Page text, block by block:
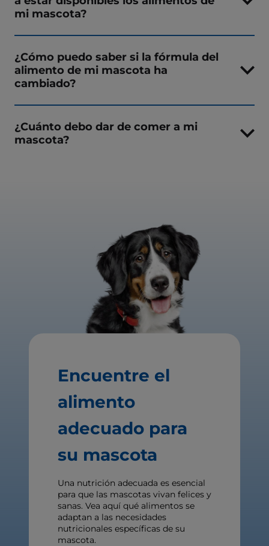
mi mascota?
¿Cómo puedo saber si la fórmula del
alimento de mi mascota ha
cambiado?
¿Cuánto debo dar de comer a mi
mascota?
Encuentre el
alimento
adecuado para
su mascota
Una nutrición adecuada es esencial
para que las mascotas vivan felices y
sanas. Vea aquí qué alimentos se
adaptan a las necesidades
nutricionales específicas de su
mascota.